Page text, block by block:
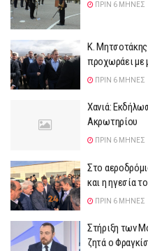
ΠΡΙΝ 6 ΜΉΝΕΣ
K.
προχωράει με
ΠΡΙΝ 6 ΜΉΝΕΣ
Χανιά:
Ακρωτηρίου
ΠΡΙΝ 6 ΜΉΝΕΣ
Στο
και η ηγεσία
ΠΡΙΝ 6 ΜΉΝΕΣ
Στήριξη των
ζητά ο